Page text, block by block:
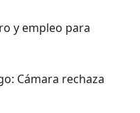
y empleo para
Cámara rechaza